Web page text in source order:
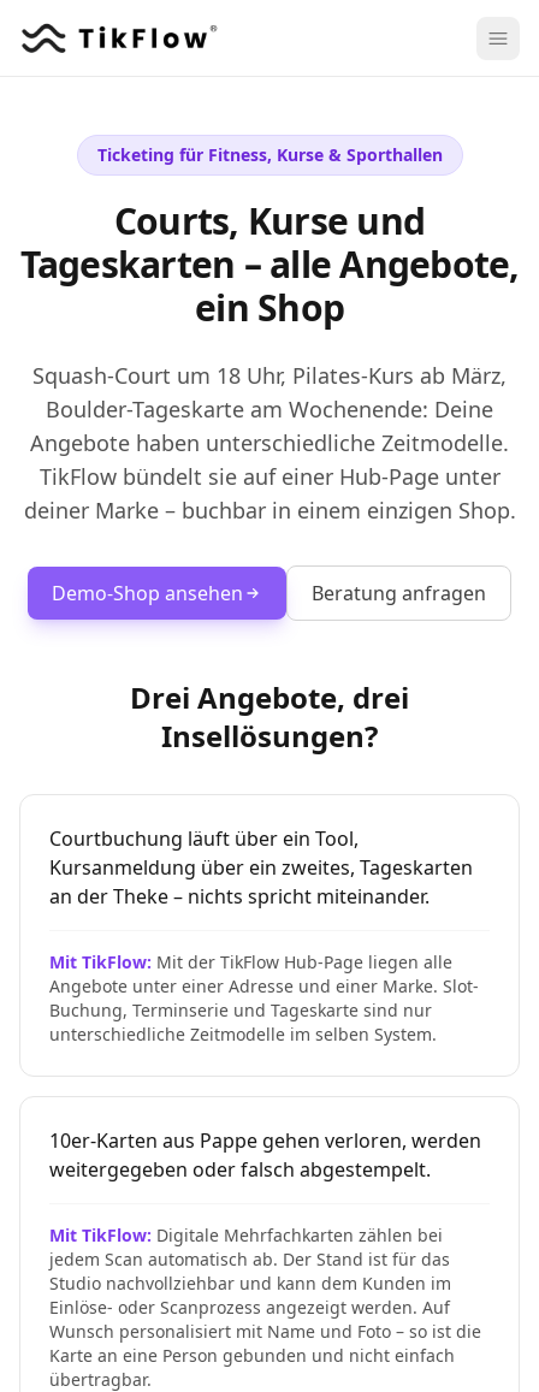
Ticketing für Fitness, Kurse & Sporthallen
Courts, Kurse und
Tageskarten – alle Angebote,
ein Shop
Squash-Court um 18 Uhr, Pilates-Kurs ab März,
Boulder-Tageskarte am Wochenende: Deine
Angebote haben unterschiedliche Zeitmodelle.
TikFlow bündelt sie auf einer Hub-Page unter
deiner Marke – buchbar in einem einzigen Shop.
Demo-Shop ansehen Beratung anfragen
Drei Angebote, drei
Insellösungen?
Courtbuchung läuft über ein Tool,
Kursanmeldung über ein zweites, Tageskarten
an der Theke – nichts spricht miteinander.
Mit TikFlow: Mit der TikFlow Hub-Page liegen alle
Angebote unter einer Adresse und einer Marke. Slot-
Buchung, Terminserie und Tageskarte sind nur
unterschiedliche Zeitmodelle im selben System.
10er-Karten aus Pappe gehen verloren, werden
weitergegeben oder falsch abgestempelt.
Mit TikFlow: Digitale Mehrfachkarten zählen bei
jedem Scan automatisch ab. Der Stand ist für das
Studio nachvollziehbar und kann dem Kunden im
Einlöse- oder Scanprozess angezeigt werden. Auf
Wunsch personalisiert mit Name und Foto – so ist die
Karte an eine Person gebunden und nicht einfach
übertragbar.